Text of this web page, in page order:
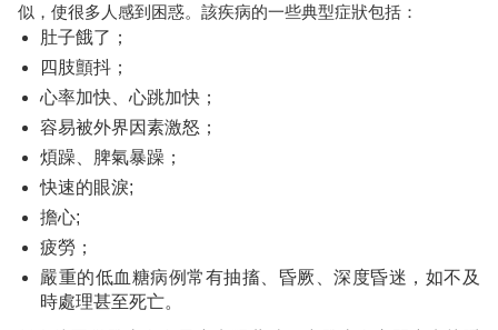
似，使很多人感到困惑。該疾病的一些典型症狀包括：
肚子餓了；
四肢顫抖；
心率加快、心跳加快；
容易被外界因素激怒；
煩躁、脾氣暴躁；
快速的眼淚;
擔心;
疲勞 ；
嚴重的低血糖病例常有抽搐、昏厥、深度昏迷，如不及
時處理甚至死亡。